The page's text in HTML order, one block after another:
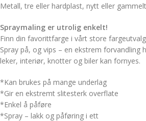
Metall, tre eller hardplast, nytt eller
Spraymaling er utrolig enkelt!
Finn din favorittfarge i vårt store
Spray på, og vips – en ekstrem forvandling
leker, interiør, knotter og biler kan fornyes.
*Kan brukes på mange underlag
*Gir en ekstremt slitesterk overflate
*Enkel å påføre
*Spray – lakk og påføring i ett